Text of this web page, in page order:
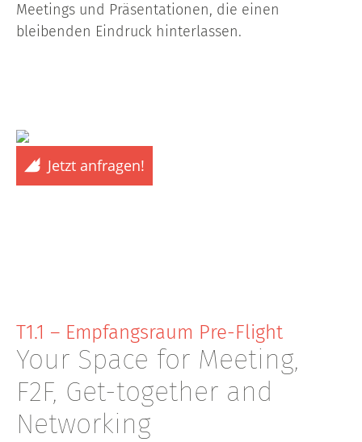
Meetings und Präsentationen, die einen
bleibenden Eindruck hinterlassen.
Jetzt anfragen!
T1.1 – Empfangsraum Pre-Flight
Your Space for Meeting,
F2F, Get-together and
Networking